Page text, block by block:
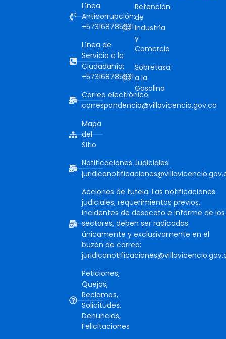
Línea
Anticorrupción:
+573168785931
Línea de
Servicio a la
Ciudadanía:
+573168785931
Correo electrónico:
correspondencia@villavicencio.gov.co
Mapa
del
Sitio
Notificaciones Judiciales:
Acciones de tutela: Las notificaciones
judiciales, requerimientos previos,
incidentes de desacato e informe de los
sectores, deben ser radicadas
únicamente y exclusivamente en el
buzón de correo:
Peticiones,
Quejas,
Reclamos,
Solicitudes,
Denuncias,
Felicitaciones
Retención
de
Industría
y
Comercio
Sobretasa
a la
Gasolina